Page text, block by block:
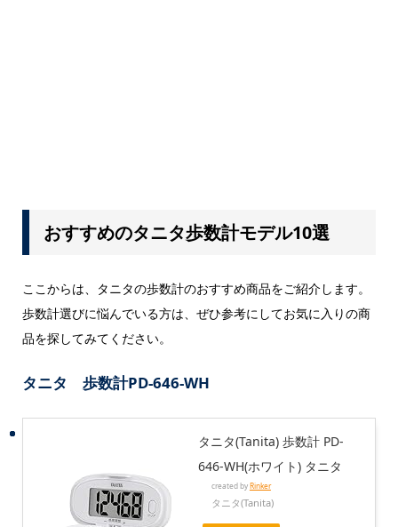
おすすめのタニタ歩数計モデル10選
ここからは、タニタの歩数計のおすすめ商品をご紹介します。
歩数計選びに悩んでいる方は、ぜひ参考にしてお気に入りの商
品を探してみてください。
タニタ 歩数計PD-646-WH
タニタ(Tanita) 歩数計 PD-
646-WH(ホワイト) タニタ
created byRinker
タニタ(Tanita)